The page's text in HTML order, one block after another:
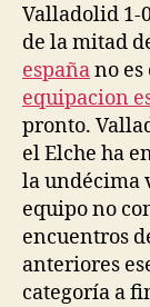
Valladolid 1-
de la mitad
españano
equipacion
pronto.
el Elche ha
la undécima
equipo no
encuentros
anteriores
categoría a